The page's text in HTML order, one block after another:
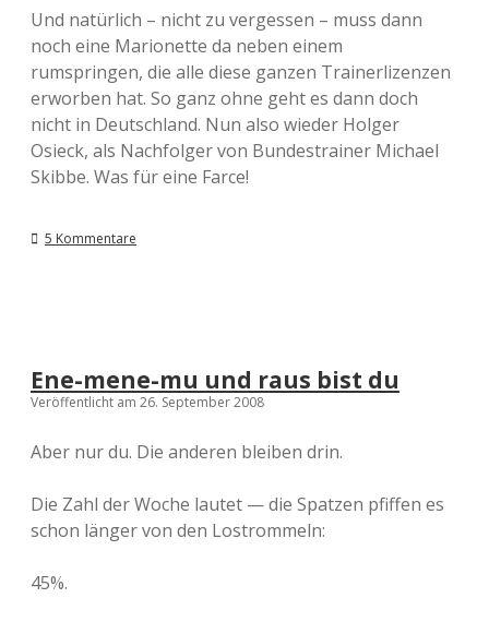
Und natürlich – nicht zu vergessen – muss dann
noch eine Marionette da neben einem
rumspringen, die alle diese ganzen Trainerlizenzen
erworben hat. So ganz ohne geht es dann doch
nicht in Deutschland. Nun also wieder Holger
Osieck, als Nachfolger von Bundestrainer Michael
Skibbe. Was für eine Farce!
5 Kommentare
Ene-mene-mu und raus bist du
Veröffentlicht am 26. September 2008
Aber nur du. Die anderen bleiben drin.
Die Zahl der Woche lautet — die Spatzen pfiffen es
schon länger von den Lostrommeln:
45%.